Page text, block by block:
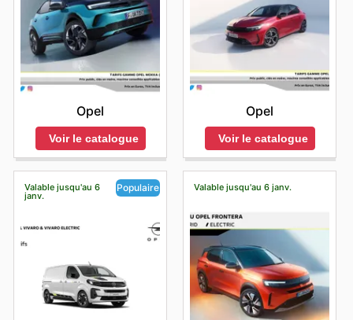
Opel
Voir le catalogue
Opel
Voir le catalogue
Valable jusqu'au 6
janv.
Populaire Valable jusqu'au 6 janv.